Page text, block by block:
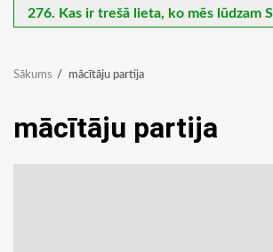
276. Kas ir trešā lieta, ko mēs lūdzam
Sākums mācītāju partija
mācītāju partija